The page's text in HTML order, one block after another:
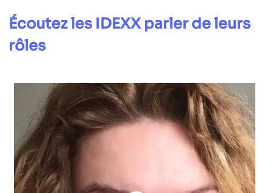
Écoutez les IDEXX parler de leurs
rôles